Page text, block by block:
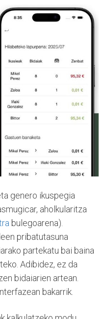
genero ikuspegia
aholkularitza
bulegoarena).
pribatutasuna
partekatu bai baina
Adibidez, ez da
bidaiarien artean.
bakarrik.